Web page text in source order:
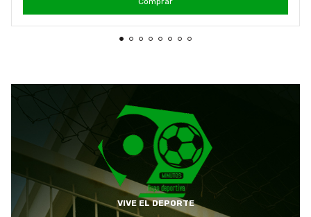
VIVE EL DEPORTE